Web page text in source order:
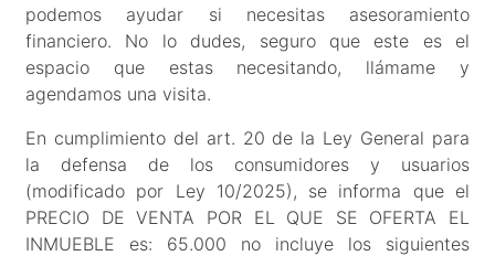
podemos ayudar si necesitas asesoramiento
financiero. No lo dudes, seguro que este es el
espacio que estas necesitando, llámame y
agendamos una visita.
En cumplimiento del art. 20 de la Ley General para
la defensa de los consumidores y usuarios
(modificado por Ley 10/2025), se informa que el
PRECIO DE VENTA POR EL QUE SE OFERTA EL
INMUEBLE es: 65.000 no incluye los siguientes